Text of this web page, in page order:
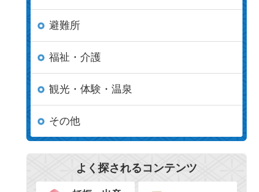
避難所
福祉・介護
観光・体験・温泉
その他
よく探されるコンテンツ